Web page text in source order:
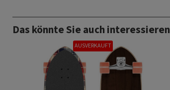
Das könnte Sie auch interessieren
AUSVERKAUFT